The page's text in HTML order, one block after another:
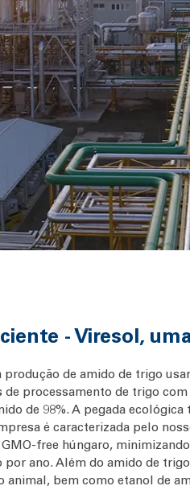
- Viresol,
de amido de trigo
processamento de trigo
de 98%. A pegada
é caracterizada pelo
free húngaro,
por ano. Além do amido de
bem como etanol de